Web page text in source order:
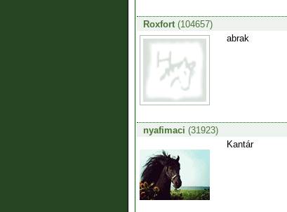
Roxfort(104657)
abrak
nyafimaci (31923)
Kantár